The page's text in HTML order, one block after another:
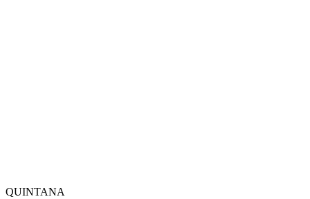
QUINTANA